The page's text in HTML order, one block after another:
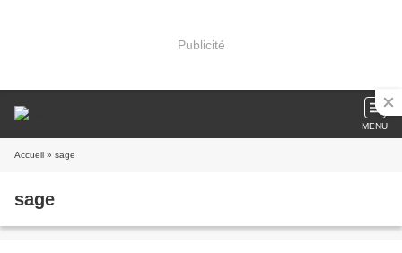
Publicité
MENU
Accueil » sage
sage